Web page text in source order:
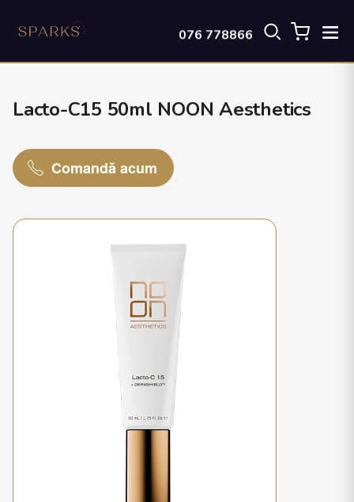
076 778866
Lacto-C15 50ml NOON Aesthetics
Comandă acum